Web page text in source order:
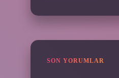
SON YORUMLAR